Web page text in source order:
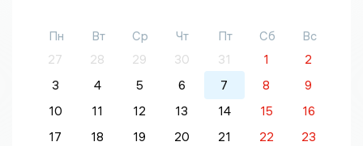
Пн Вт Ср Чт Пт Сб
Вс
27
28 29 30 31 1
2
3
4 5 6 7 8
9
10
11 12 13 14 15
16
17
18 19 20 21 22
23